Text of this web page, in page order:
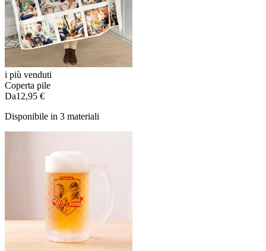
i più venduti
Coperta pile
Da12,95 €
Disponibile in 3 materiali